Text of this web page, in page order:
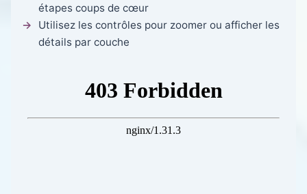
étapes coups de cœur
Utilisez les contrôles pour zoomer ou afficher les
détails par couche